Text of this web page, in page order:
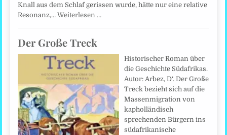
Knall aus dem Schlaf gerissen wurde, hätte nur eine relative
Resonanz,…Weiterlesen …
Der Große Treck
Historischer Roman über
die Geschichte Südafrikas.
Autor: Arbez, D‘. Der Große
Treck bezieht sich auf die
Massenmigration von
kapholländisch
sprechenden Bürgern ins
südafrikanische